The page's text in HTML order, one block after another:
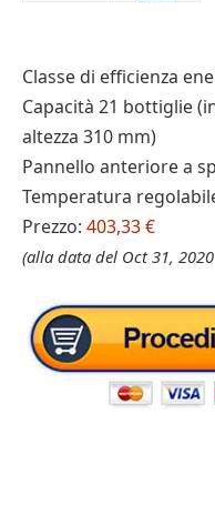
Classe di efficienza
Capacità 21 bottiglie
altezza 310 mm)
Pannello anteriore a
Temperatura
Prezzo: 403,33 €
(alla data del Oct 31,